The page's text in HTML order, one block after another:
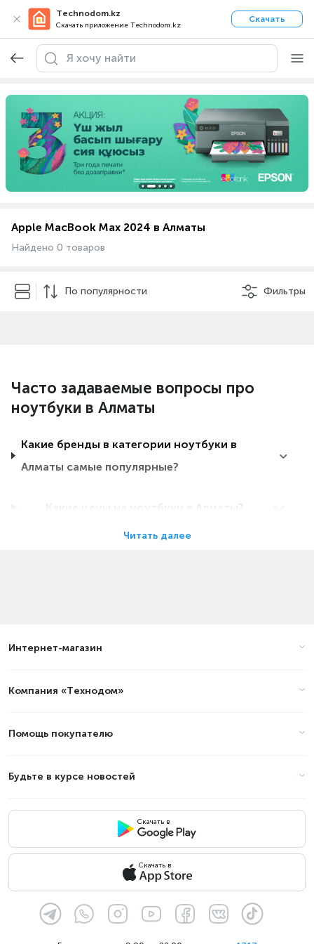
Technodom.kz
Скачать приложение Technodom.kz
Скачать
Apple MacBook Max 2024 в Алматы
Найдено 0 товаров
По популярности Фильтры
Часто задаваемые вопросы про
ноутбуки в Алматы
Какие бренды в категории ноутбуки в
Алматы самые популярные?
Какие цены на ноутбуки в Алматы?
Цены на apple MacBook Max 2024 в
2026)
Товар
Читать далее
Интернет-магазин
Компания «Технодом»
Помощь покупателю
Будьте в курсе новостей
Скачать в
Скачать в